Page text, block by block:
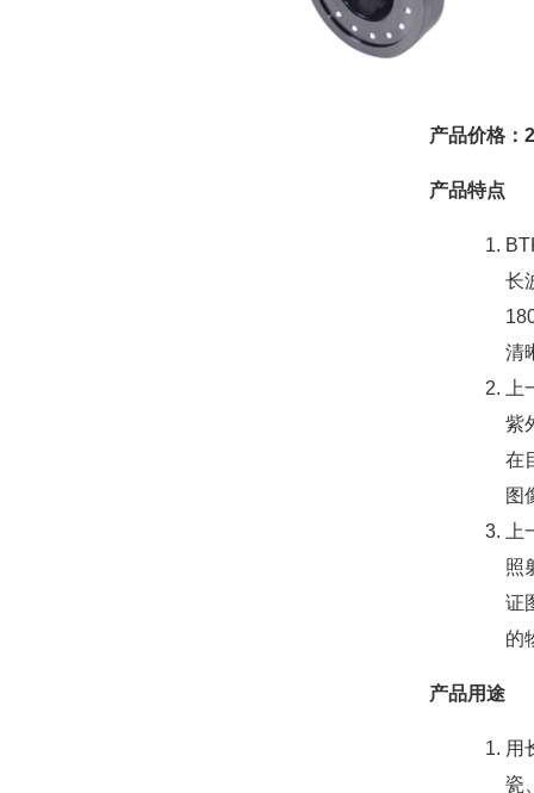
产品价格：
产品特点
长
清
紫
在
图
照
证
的
产品用途
用
瓷